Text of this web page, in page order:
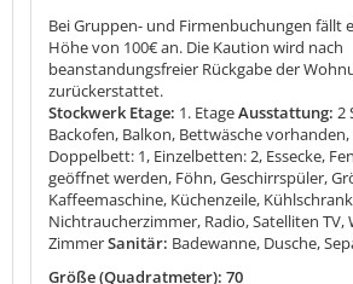
Bei Gruppen- und Firmenbuchungen fällt
Höhe von 100€ an. Die Kaution wird nach
beanstandungsfreier Rückgabe der
zurückerstattet.
Stockwerk Etage: 1. EtageAusstattung: 2
Backofen, Balkon, Bettwäsche vorhanden,
Doppelbett: 1, Einzelbetten: 2, Essecke,
geöffnet werden, Föhn, Geschirrspüler,
Kaffeemaschine, Küchenzeile,
Nichtraucherzimmer, Radio, Satelliten TV,
ZimmerSanitär: Badewanne, Dusche,
Größe (Quadratmeter): 70